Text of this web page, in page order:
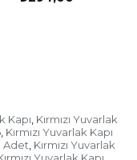
Kapı, Kırmızı Yuvarlak
, Kırmızı Yuvarlak Kapı
Adet, Kırmızı Yuvarlak